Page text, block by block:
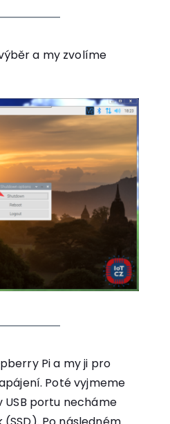
a my zvolíme
Pi a my ji pro
Poté vyjmeme
USB portu necháme